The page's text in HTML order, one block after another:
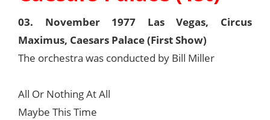
03. November 1977 Las Vegas, Circus
Maximus, Caesars Palace (First Show)
The orchestra was conducted by Bill Miller
All Or Nothing At All
Maybe This Time